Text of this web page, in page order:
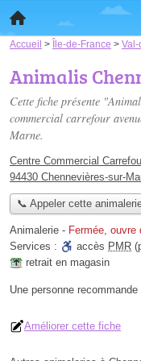
Accueil > Île-de-France > Val-
Animalis
Cette fiche présente
commercial carrefour
Marne.
Centre Commercial
94430 Chennevières-sur-
📞 Appeler cette
Animalerie - Fermée, ouvre
Services :
accès PMR
retrait en magasin
Une personne recommande
Améliorer cette fiche